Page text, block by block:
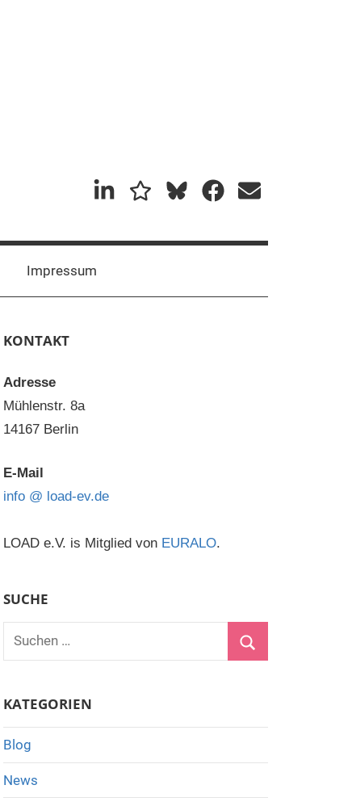
MastadonBluesky
Impressum
KONTAKT
Adresse
Mühlenstr. 8a
14167 Berlin
E-Mail
info @ load-ev.de
LOAD e.V. is Mitglied von EURALO.
SUCHE
Suchen
KATEGORIEN
Blog
News